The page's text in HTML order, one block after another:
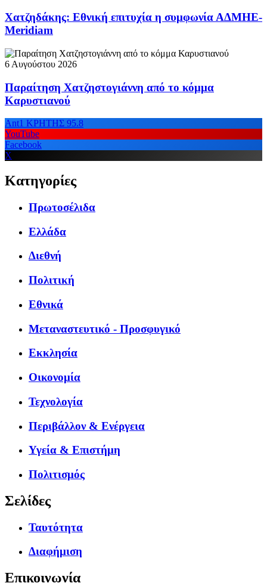
Χατζηδάκης: Εθνική επιτυχία η συμφωνία ΑΔΜΗΕ-
Meridiam
6 Αυγούστου 2026
Παραίτηση Χατζηστογιάννη από το κόμμα
Καρυστιανού
Ant1 ΚΡΗΤΗΣ 95.8
YouTube
Facebook
X
Κατηγορίες
Πρωτοσέλιδα
Ελλάδα
Διεθνή
Πολιτική
Εθνικά
Μεταναστευτικό - Προσφυγικό
Εκκλησία
Οικονομία
Τεχνολογία
Περιβάλλον & Ενέργεια
Υγεία & Επιστήμη
Πολιτισμός
Σελίδες
Ταυτότητα
Διαφήμιση
Επικοινωνία